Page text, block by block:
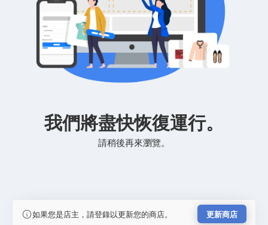
我們將盡快恢復運行。
請稍後再來瀏覽。
如果您是店主，請登錄以更新您的商店。 更新商店